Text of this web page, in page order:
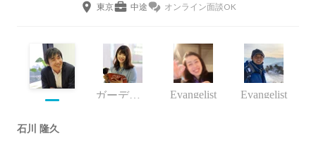
東京 中途 オンライン面談OK
ガーデナー Evangelist Evangelist
石川 隆久